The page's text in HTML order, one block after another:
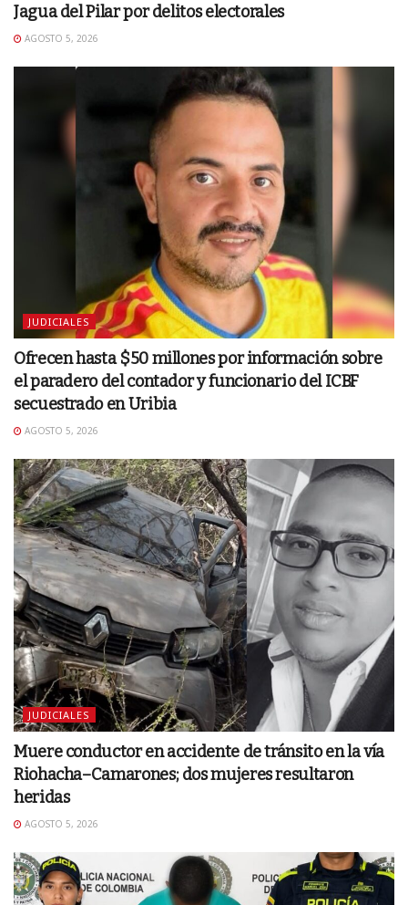
Jagua del Pilar por delitos electorales
AGOSTO 5, 2026
JUDICIALES
Ofrecen hasta $50 millones por información sobre
el paradero del contador y funcionario del ICBF
secuestrado en Uribia
AGOSTO 5, 2026
JUDICIALES
Muere conductor en accidente de tránsito en la vía
Riohacha–Camarones; dos mujeres resultaron
heridas
AGOSTO 5, 2026